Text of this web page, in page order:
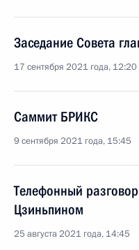
Заседание Совета
17 сентября 2021 года, 12:20
Саммит БРИКС
9 сентября 2021 года, 15:45
Телефонный
Цзиньпином
25 августа 2021 года, 14:45